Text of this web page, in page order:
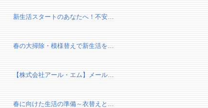
新生活スタートのあなたへ！不安を自信に変える、新しい環境での過ごし方
春の大掃除・模様替えで新生活を気持ちよくスタートしよう！
【株式会社アール・エム】メール設定確認のお願い（有限会社千葉リフォーム様）
春に向けた生活の準備～衣替えと断捨離で心身をリセット～